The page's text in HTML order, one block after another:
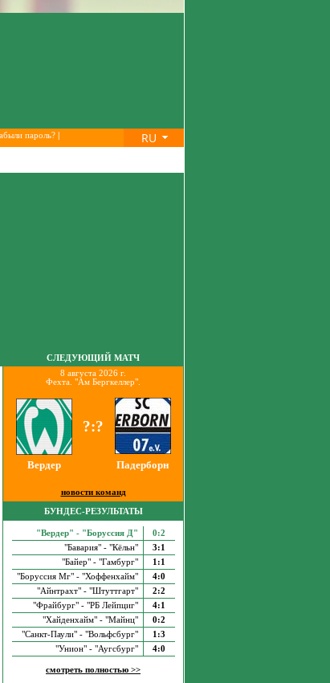
пароль?| RU
СЛЕДУЮЩИЙ МАТЧ
8 августа 2026 г.
Фехта. "Ам Бергкеллер".
?:?
Вердер Падерборн
новости команд
БУНДЕС-РЕЗУЛЬТАТЫ
"Вердер" - "Боруссия Д"
0:2
"Бавария" - "Кёльн"
3:1
"Байер" - "Гамбург"
1:1
"Боруссия Мг" - "Хоффенхайм"
4:0
"Айнтрахт" - "Штуттгарт"
2:2
"Фрайбург" - "РБ Лейпциг"
4:1
"Хайденхайм" - "Майнц"
0:2
"Санкт-Паули" - "Вольфсбург"
1:3
"Унион" - "Аугсбург"
4:0
смотреть полностью >>